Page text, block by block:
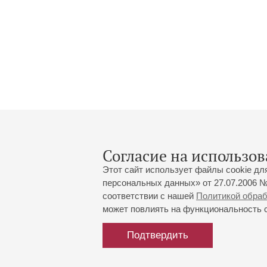
Согласие на
Этот сайт использует файлы cookie
персональных данных» от 27.07.2006
соответствии с нашей Политикой
может повлиять на функциональность
Подтвердить
Большой зал:
191186, Санкт-Петербург,
Малый зал:
191011, Санкт-Петербург,